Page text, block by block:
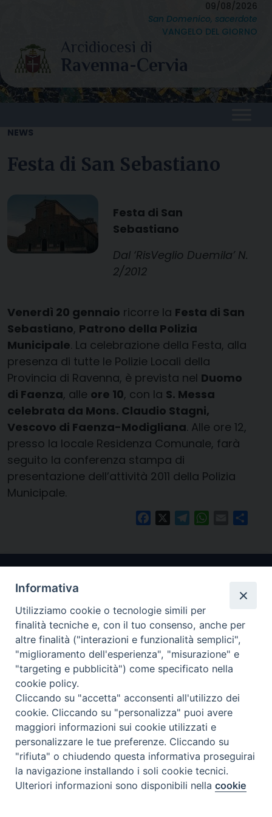
content
09/08/2026
San Domenico, sacerdote
VANGELO DEL GIORNO
NEWS
Festa di San Sebastiano
Festa di San
Sebastiano
Dal ‘RisVeglio Duemila’ N.
2/2012
Venerdì 20 gennaio ricorre la Festa di San
Sebastiano, Patrono della Polizia
Municipale. La celebrazione della Festa, alla
presenza di tutte le Polizie Locali della
Provincia di Ravenna, è prevista nel Duomo
di Faenza, alle ore 10, con la S. Messa
celebrata da Mons. Claudio Stagni,
Vescovo di Faenza-Modigliana. Alle ore 12,
presso la locale Residenza Comunale, farà
seguito la conferenza stampa di
presentazione dell’attività 2011 della Polizia
Municipale.
FacebookTelegramWhatsApp
Email
Arcidiocesi di Ravenna-Cervia
CONTATTI
Piazza Arcivescovado, 1 48121- Ravenna
tel 0544.541655
curia@diocesiravennacervia.it
Per segnalazioni tecniche e aggiornamenti:
webmaster@diocesiravennacervia.it
Preferenze Cookie
Informativa
Utilizziamo cookie o tecnologie simili per
finalità tecniche e, con il tuo consenso, anche per
altre finalità ("interazioni e funzionalità semplici",
"miglioramento dell'esperienza", "misurazione" e
"targeting e pubblicità") come specificato nella
cookie policy.
Cliccando su "accetta" acconsenti all'utilizzo dei
cookie. Cliccando su "personalizza" puoi avere
maggiori informazioni sui cookie utilizzati e
personalizzare le tue preferenze. Cliccando su
"rifiuta" o chiudendo questa informativa proseguirai
la navigazione installando i soli cookie tecnici.
Ulteriori informazioni sono disponibili nellacookie